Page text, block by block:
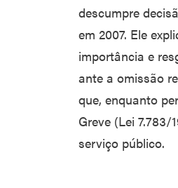
descumpre
em 2007. Ele
importância e
ante a omissão
que, enquanto
Greve (Lei
serviço público.